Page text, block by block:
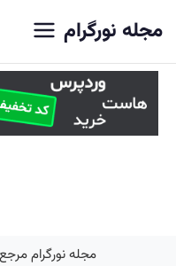
مجله نورگرام
مجله نورگرام